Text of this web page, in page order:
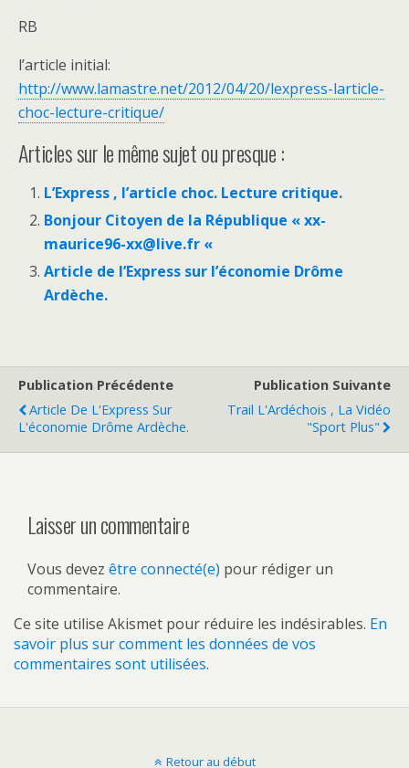
RB
l’article initial:
http://www.lamastre.net/2012/04/20/lexpress-larticle-
choc-lecture-critique/
Articles sur le même sujet ou presque :
L’Express , l’article choc. Lecture critique.
Bonjour Citoyen de la République « xx-
maurice96-xx@live.fr «
Article de l’Express sur l’économie Drôme
Ardèche.
Publication Précédente
Article De L'Express Sur
L'économie Drôme Ardèche.
Publication Suivante
Trail L'Ardéchois , La Vidéo
"sport Plus"
Laisser un commentaire
Vous devez être connecté(e) pour rédiger un
commentaire.
Ce site utilise Akismet pour réduire les indésirables. En
savoir plus sur comment les données de vos
commentaires sont utilisées.
Retour au début